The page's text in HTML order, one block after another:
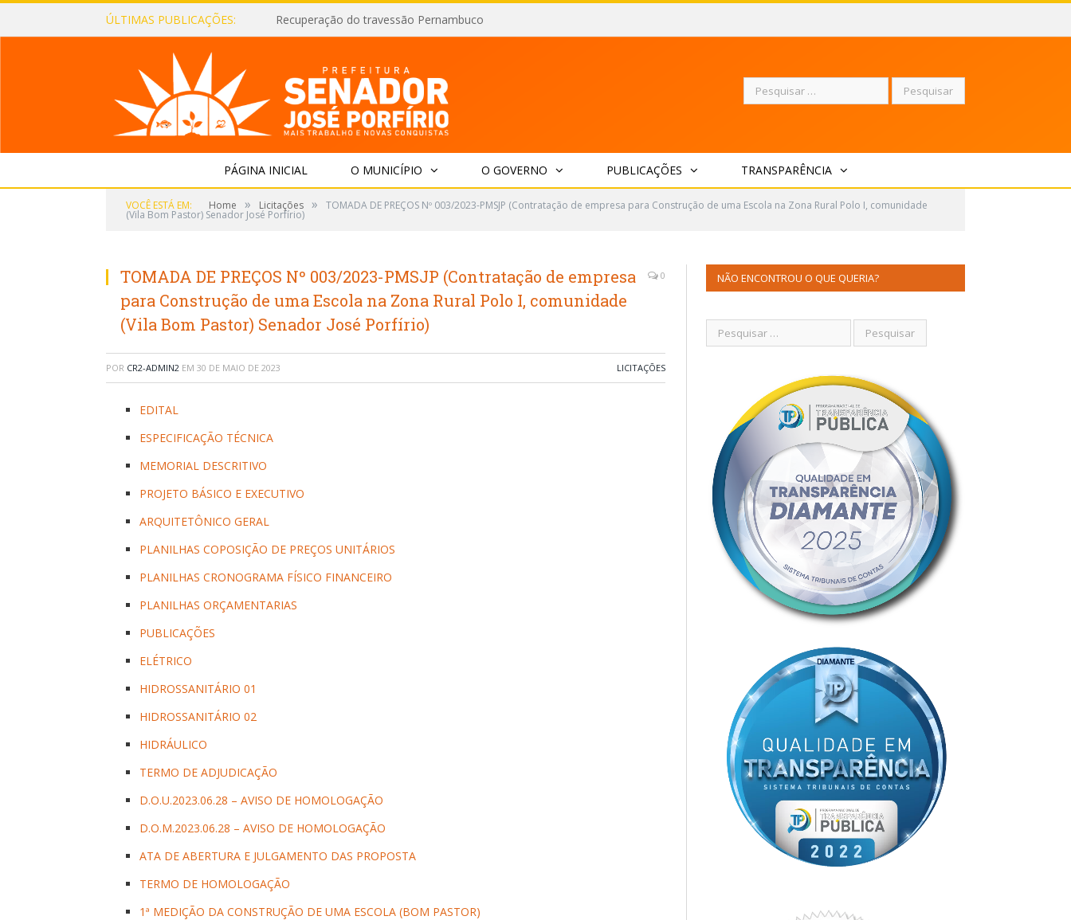
ÚLTIMAS PUBLICAÇÕES: Recuperação do travessão Pernambuco
Pesquisar
PÁGINA INICIAL O MUNICÍPIO O GOVERNO PUBLICAÇÕES TRANSPARÊNCIA
VOCÊ ESTÁ EM: Home » Licitações » TOMADA DE PREÇOS Nº 003/2023-PMSJP (Contratação de empresa para Construção de uma Escola na Zona Rural Polo I, comunidade
(Vila Bom Pastor) Senador José Porfírio)
TOMADA DE PREÇOS Nº 003/2023-PMSJP (Contratação de empresa
para Construção de uma Escola na Zona Rural Polo I, comunidade
(Vila Bom Pastor) Senador José Porfírio)
0
POR CR2-ADMIN2 EM 30 DE MAIO DE 2023 LICITAÇÕES
EDITAL
ESPECIFICAÇÃO TÉCNICA
MEMORIAL DESCRITIVO
PROJETO BÁSICO E EXECUTIVO
ARQUITETÔNICO GERAL
PLANILHAS COPOSIÇÃO DE PREÇOS UNITÁRIOS
PLANILHAS CRONOGRAMA FÍSICO FINANCEIRO
PLANILHAS ORÇAMENTARIAS
PUBLICAÇÕES
ELÉTRICO
HIDROSSANITÁRIO 01
HIDROSSANITÁRIO 02
HIDRÁULICO
TERMO DE ADJUDICAÇÃO
D.O.U.2023.06.28 – AVISO DE HOMOLOGAÇÃO
D.O.M.2023.06.28 – AVISO DE HOMOLOGAÇÃO
ATA DE ABERTURA E JULGAMENTO DAS PROPOSTA
TERMO DE HOMOLOGAÇÃO
1ª MEDIÇÃO DA CONSTRUÇÃO DE UMA ESCOLA (BOM PASTOR)
NÃO ENCONTROU O QUE QUERIA?